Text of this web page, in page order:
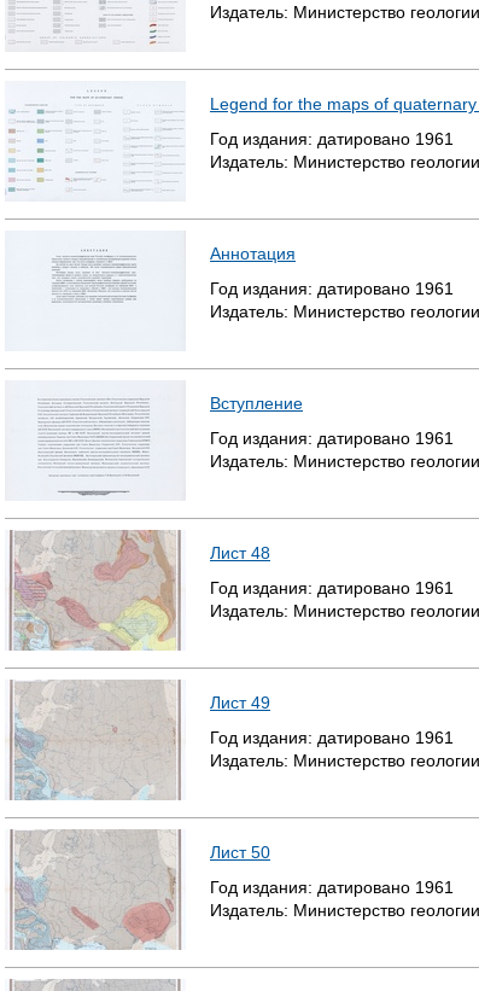
Издатель: Министерство
Legend for the maps of
Год издания: датировано 1961
Издатель: Министерство
Аннотация
Год издания: датировано 1961
Издатель: Министерство
Вступление
Год издания: датировано 1961
Издатель: Министерство
Лист 48
Год издания: датировано 1961
Издатель: Министерство
Лист 49
Год издания: датировано 1961
Издатель: Министерство
Лист 50
Год издания: датировано 1961
Издатель: Министерство